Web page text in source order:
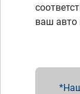
ваш авто